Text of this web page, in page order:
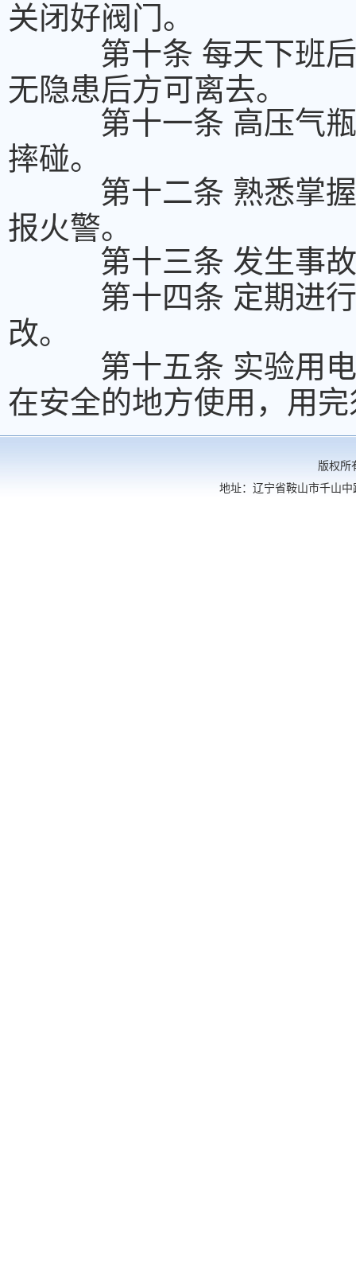
关闭好阀门。
第十条 每天下班
无隐患后方可离去。
第十一条 高压气
摔碰。
第十二条 熟悉掌
报火警。
第十三条 发生事
第十四条 定期进
改。
第十五条 实验用
在安全的地方使用，用
版权所有： 辽宁科技大学
地址：辽宁省鞍山市千山中路189号 电话：